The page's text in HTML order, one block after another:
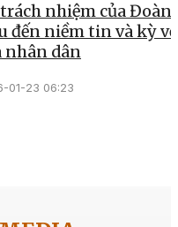
nhiệm của Đoàn
đến niềm tin và kỳ
nhân dân
01-23 06:23